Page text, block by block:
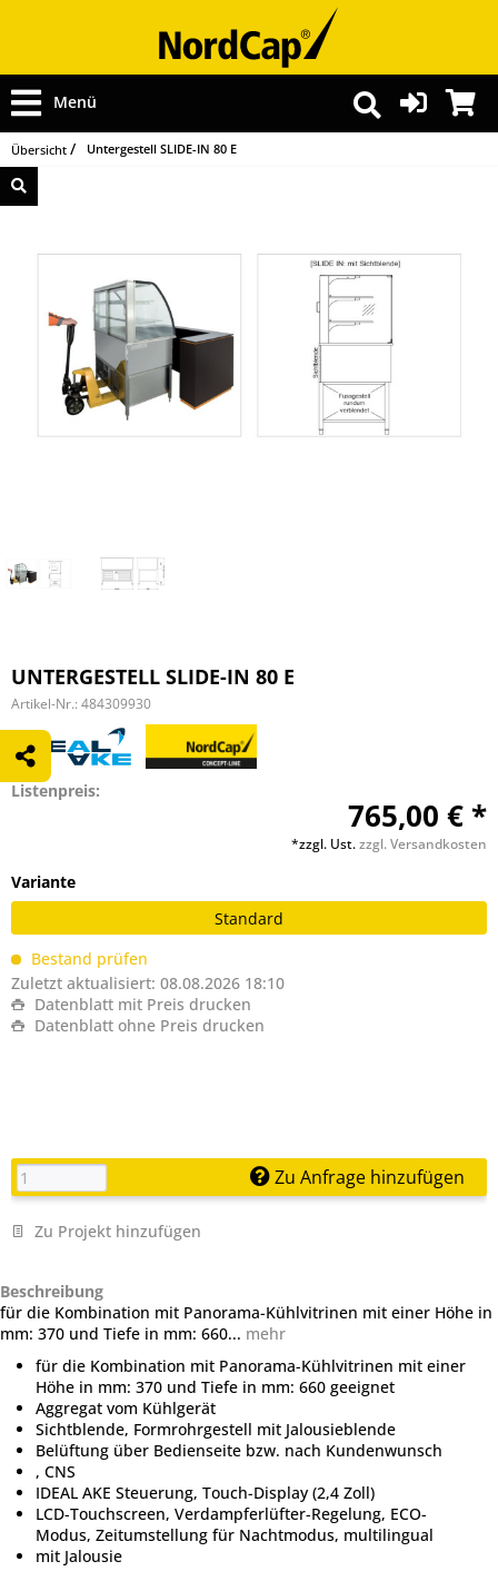
Menü
Übersicht Untergestell SLIDE-IN 80 E
UNTERGESTELL SLIDE-IN 80 E
Artikel-Nr.: 484309930
Listenpreis:
765,00 € *
*zzgl. Ust.zzgl. Versandkosten
Variante
Standard
Bestand prüfen
Zuletzt aktualisiert: 08.08.2026 18:10
Datenblatt mit Preis drucken
Datenblatt ohne Preis drucken
Zu Anfrage hinzufügen
Zu Projekt hinzufügen
Beschreibung
für die Kombination mit Panorama-Kühlvitrinen mit einer Höhe in
mm: 370 und Tiefe in mm: 660... mehr
für die Kombination mit Panorama-Kühlvitrinen mit einer
Höhe in mm: 370 und Tiefe in mm: 660 geeignet
Aggregat vom Kühlgerät
Sichtblende, Formrohrgestell mit Jalousieblende
Belüftung über Bedienseite bzw. nach Kundenwunsch
, CNS
IDEAL AKE Steuerung, Touch-Display (2,4 Zoll)
LCD-Touchscreen, Verdampferlüfter-Regelung, ECO-
Modus, Zeitumstellung für Nachtmodus, multilingual
mit Jalousie